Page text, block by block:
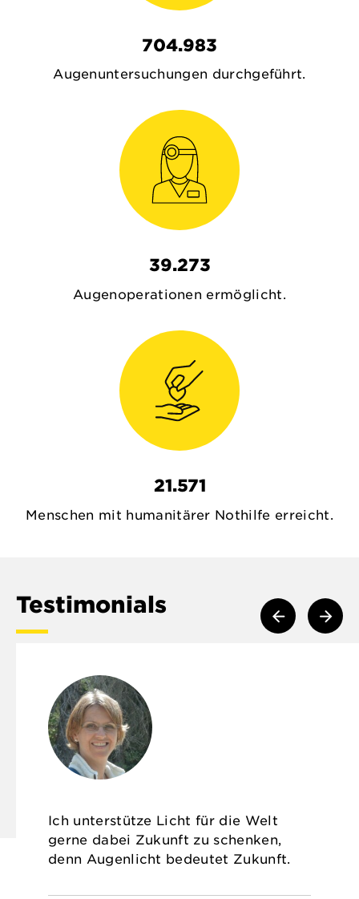
704.983
Augenuntersuchungen durchgeführt.
39.273
Augenoperationen ermöglicht.
21.571
Menschen mit humanitärer Nothilfe erreicht.
Testimonials
Ich unterstütze Licht für die Welt
gerne dabei Zukunft zu schenken,
denn Augenlicht bedeutet Zukunft.